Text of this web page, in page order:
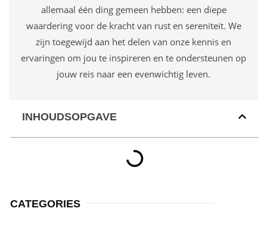
allemaal één ding gemeen hebben: een diepe
waardering voor de kracht van rust en sereniteit. We
zijn toegewijd aan het delen van onze kennis en
ervaringen om jou te inspireren en te ondersteunen op
jouw reis naar een evenwichtig leven.
INHOUDSOPGAVE
CATEGORIES